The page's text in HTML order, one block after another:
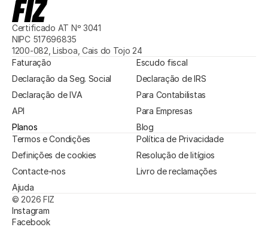
Certificado AT Nº 3041
NIPC 517696835
1200-082, Lisboa, Cais do Tojo 24
Faturação
Declaração de IRS
Declaração da Seg. Social
Declaração de IVA
Escudo fiscal
Planos
Para Empresas
Para Contabilistas
API
Blog
Termos e Condições
Política de Privacidade
Definições de cookies
Resolução de litígios
Contacte-nos
Livro de reclamações
Ajuda
© 2026 FIZ
Instagram
Facebook